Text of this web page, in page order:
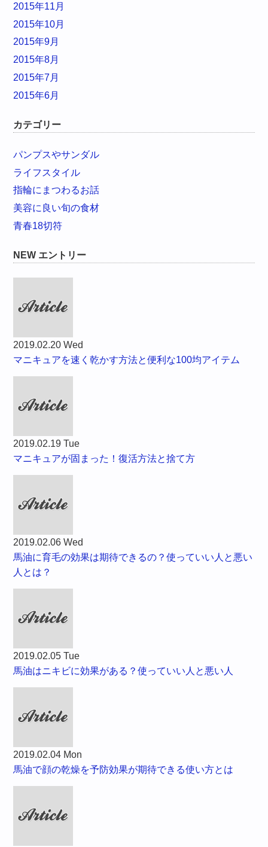
2015年11月
2015年10月
2015年9月
2015年8月
2015年7月
2015年6月
カテゴリー
パンプスやサンダル
ライフスタイル
指輪にまつわるお話
美容に良い旬の食材
青春18切符
NEW エントリー
2019.02.20 Wed
マニキュアを速く乾かす方法と便利な100均アイテム
2019.02.19 Tue
マニキュアが固まった！復活方法と捨て方
2019.02.06 Wed
馬油に育毛の効果は期待できるの？使っていい人と悪い
人とは？
2019.02.05 Tue
馬油はニキビに効果がある？使っていい人と悪い人
2019.02.04 Mon
馬油で顔の乾燥を予防効果が期待できる使い方とは